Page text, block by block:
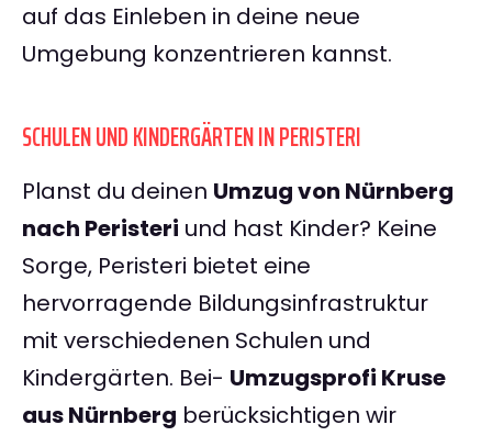
auf das Einleben in deine neue
Umgebung konzentrieren kannst.
SCHULEN UND KINDERGÄRTEN IN PERISTERI
Planst du deinen Umzug von Nürnberg
nach Peristeri und hast Kinder? Keine
Sorge, Peristeri bietet eine
hervorragende Bildungsinfrastruktur
mit verschiedenen Schulen und
Kindergärten. Bei- Umzugsprofi Kruse
aus Nürnberg berücksichtigen wir